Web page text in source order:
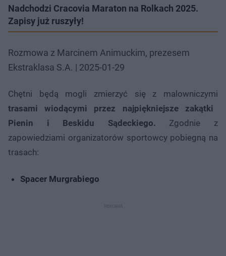
Nadchodzi Cracovia Maraton na Rolkach 2025.
Zapisy już ruszyły!
Rozmowa z Marcinem Animuckim, prezesem
Ekstraklasa S.A. | 2025-01-29
Chętni będą mogli zmierzyć się z malowniczymi
trasami wiodącymi przez najpiękniejsze zakątki
Pienin i Beskidu Sądeckiego. Zgodnie z
zapowiedziami organizatorów sportowcy pobiegną na
trasach:
Spacer Murgrabiego